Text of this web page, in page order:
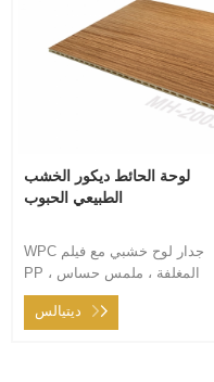
لوحة الحائط ديكور الخشب
الطبيعي الحبوب
WPC جدار لوح خشبي مع فيلم
PP المغلفة ، ملمس حساس ،
مقاومة للتلوث مقاومة للرطوبة ،
الخيار الأول للمنزل ، رعاية الأسرة
ديتيالس